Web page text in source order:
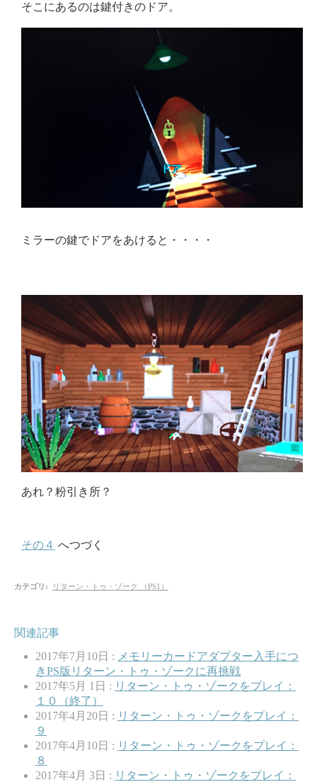
そこにあるのは鍵付きのドア。
ミラーの鍵でドアをあけると・・・・
あれ？粉引き所？
その４ へつづく
カテゴリ : リターン・トゥ・ゾーク （PS1）
関連記事
2017年7月10日 : メモリーカードアダプター入手につ
きPS版リターン・トゥ・ゾークに再挑戦
2017年5月 1日 : リターン・トゥ・ゾークをプレイ：
１０（終了）
2017年4月20日 : リターン・トゥ・ゾークをプレイ：
９
2017年4月10日 : リターン・トゥ・ゾークをプレイ：
８
2017年4月 3日 : リターン・トゥ・ゾークをプレイ：